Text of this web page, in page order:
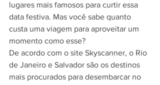
lugares mais famosos para curtir essa
data festiva. Mas você sabe quanto
custa uma viagem para aproveitar um
momento como esse?
De acordo com o site Skyscanner, o Rio
de Janeiro e Salvador são os destinos
mais procurados para desembarcar no